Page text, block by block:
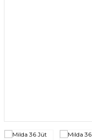
Yıkanabilir Halı